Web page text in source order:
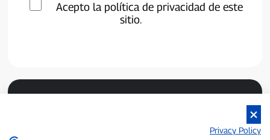
Acepto la política de privacidad de este
sitio.
Privacy Policy